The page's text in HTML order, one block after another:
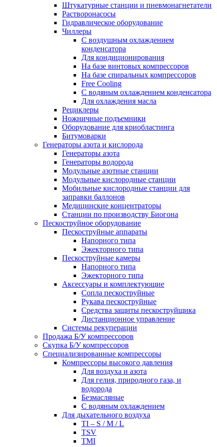
Штукатурные станции и пневмонагнетатели
Растворонасосы
Гидравлическое оборудование
Чиллеры
С воздушным охлаждением
конденсатора
Для кондиционирования
На базе винтовых компрессоров
На базе спиральных компрессоров
Free Cooling
С водяным охлаждением конденсатора
Для охлаждения масла
Рециклеры
Ножничные подъемники
Оборудование для криобластинга
Битумоварки
Генераторы азота и кислорода
Генераторы азота
Генераторы водорода
Модульные азотные станции
Модульные кислородные станции
Мобильные кислородные станции для
заправки баллонов
Медицинские концентраторы
Станции по производству Биогона
Пескоструйное оборудование
Пескоструйные аппараты
Напорного типа
Эжекторного типа
Пескоструйные камеры
Напорного типа
Эжекторного типа
Аксессуары и комплектующие
Сопла пескоструйные
Рукава пескоструйные
Средства защиты пескоструйщика
Дистанционное управление
Системы рекуперации
Продажа Б/У компрессоров
Скупка Б/У компрессоров
Специализированные компрессоры
Компрессоры высокого давления
Для воздуха и азота
Для гелия, природного газа, и
водорода
Безмасляные
С водяным охлаждением
Для дыхательного воздуха
TI – S / M / L
TSV
TMI